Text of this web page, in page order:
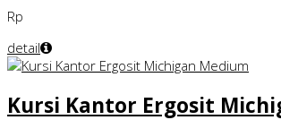
Rp
detail
Kursi Kantor Ergosit